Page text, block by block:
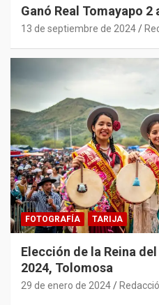
Ganó Real Tomayapo 2
13 de septiembre de 2024
FOTOGRAFÍA TARIJA
Elección de la Reina
2024, Tolomosa
29 de enero de 2024